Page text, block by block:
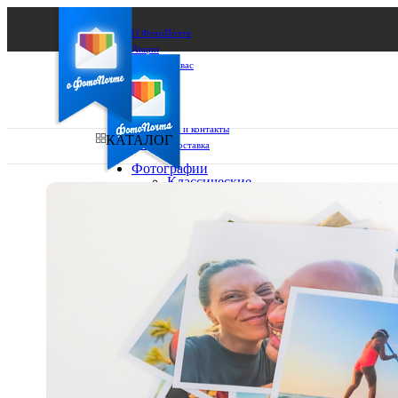
О ФотоПочте
Акции
Сделаем за вас
Бизнесу
FAQ
Франшиза
Поддержка и контакты
Оплата и доставка
Выберите из списка:
КАТАЛОГ
Фотографии
Классические
10х15
15х15
15х20
20х20
20х30
30х30
30х40
Фото
в